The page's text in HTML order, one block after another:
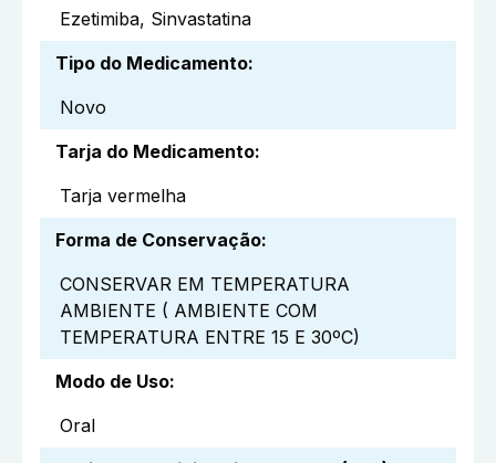
Ezetimiba, Sinvastatina
Tipo do Medicamento:
Novo
Tarja do Medicamento:
Tarja vermelha
Forma de Conservação:
CONSERVAR EM TEMPERATURA
AMBIENTE ( AMBIENTE COM
TEMPERATURA ENTRE 15 E 30ºC)
Modo de Uso:
Oral